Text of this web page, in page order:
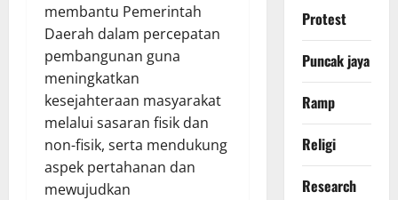
membantu Pemerintah
Daerah dalam percepatan
pembangunan guna
meningkatkan
kesejahteraan masyarakat
melalui sasaran fisik dan
non-fisik, serta mendukung
aspek pertahanan dan
mewujudkan
Protest
Puncak jaya
Ramp
Religi
Research